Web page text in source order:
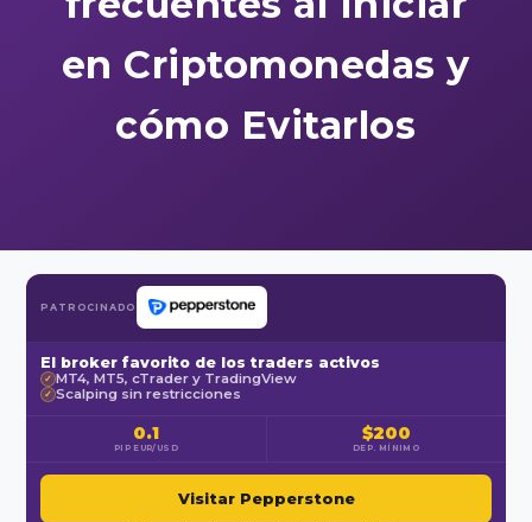
en Criptomonedas y
cómo Evitarlos
PATROCINADO
El broker favorito de los traders activos
✓ MT4, MT5, cTrader y TradingView
✓ Scalping sin restricciones
0.1
PIP EUR/USD
$200
DEP. MÍNIMO
Visitar Pepperstone